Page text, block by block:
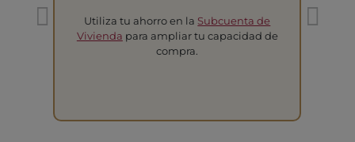
Utiliza tu ahorro en la Subcuenta de
Vivienda para ampliar tu capacidad de
compra.